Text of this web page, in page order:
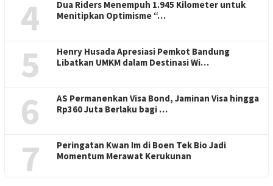
4
Dua Riders Menempuh 1.945 Kilometer untuk
Menitipkan Optimisme “…
5
Henry Husada Apresiasi Pemkot Bandung
Libatkan UMKM dalam Destinasi Wi…
6
AS Permanenkan Visa Bond, Jaminan Visa hingga
Rp360 Juta Berlaku bagi …
7
Peringatan Kwan Im di Boen Tek Bio Jadi
Momentum Merawat Kerukunan